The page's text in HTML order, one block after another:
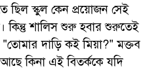
ছিল স্কুল কেন প্রয়োজন সেই
কিন্তু শালিস শুরু হবার শুরুতেই
"তোমার দাড়ি কই মিয়া?" মক্তব
কিনা এই বিতর্ককে যদি